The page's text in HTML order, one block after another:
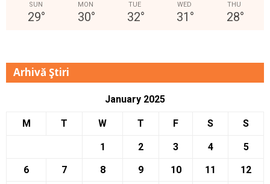
SUN
29°
MON
30°
TUE
32°
WED
31 °
THU
28°
Arhivă Ştiri
January 2025
M T W T F S S
1 2 3 4
5
6
7 8 9 10 11
12